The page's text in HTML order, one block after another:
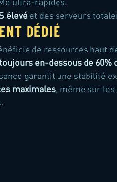
élevé et des serveurs
DÉDIÉ
de ressources haut
toujours en-dessous de 60%
garantit une stabilité
maximales, même sur les